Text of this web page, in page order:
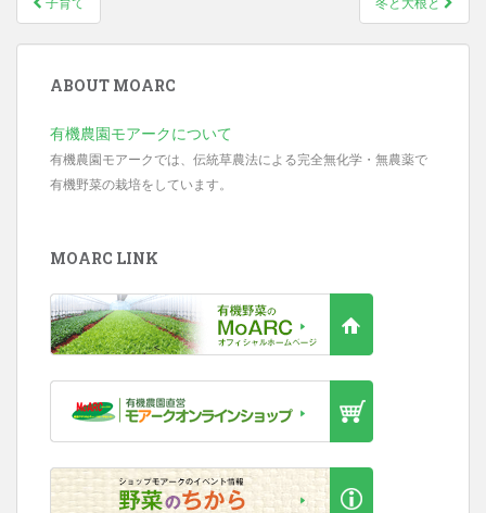
Post navigation
ABOUT MOARC
有機農園モアークについて
有機農園モアークでは、伝統草農法による完全無化学・無農薬で
有機野菜の栽培をしています。
MOARC LINK